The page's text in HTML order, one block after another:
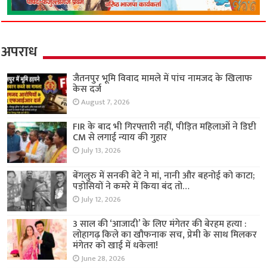
अपराध
जैतनपुर भूमि विवाद मामले में पांच नामजद के खिलाफ
केस दर्ज
August 7, 2026
FIR के बाद भी गिरफ्तारी नहीं, पीड़ित महिलाओं ने डिप्टी
CM से लगाई न्याय की गुहार
July 13, 2026
बेंगलुरु में सनकी बेटे ने मां, नानी और बहनोई को काटा;
पड़ोसियों ने कमरे में किया बंद तो…
July 12, 2026
3 साल की ‘आजादी’ के लिए मंगेतर की बेरहम हत्या :
लोहागढ़ किले का खौफनाक सच, प्रेमी के साथ मिलकर
मंगेतर को खाई में धकेला!
June 28, 2026